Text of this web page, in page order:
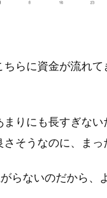
らに資金が流れ
まりにも長すぎな
そうなのに、まっ
らないのだから、